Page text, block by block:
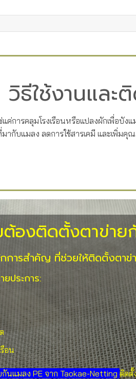
วิธีใช้งานแล
แค่การคลุมโรงเรือนหรือแปลงผักเพื่อบั
ากับแมลง ลดการใช้สารเคมี และเพิ่ม
ต้องติดตั้งตาข่า
กการสำคัญ ที่ช่วยให้ติดตั้งตา
ประการ:
อน
กันแมลง PE จาก Taokae-Netting ติดตั้